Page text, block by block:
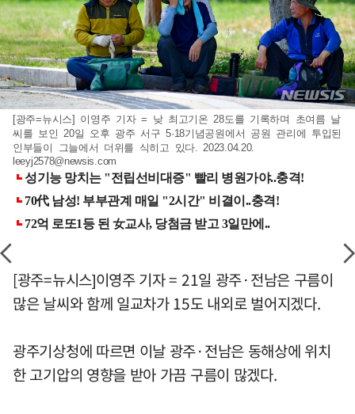
[광주=뉴시스] 이영주 기자 = 낮 최고기온 28도를 기록하며 초여름 날
씨를 보인 20일 오후 광주 서구 5·18기념공원에서 공원 관리에 투입된
인부들이 그늘에서 더위를 식히고 있다. 2023.04.20.
leeyj2578@newsis.com
[광주=뉴시스]이영주 기자 = 21일 광주·전남은 구름이
많은 날씨와 함께 일교차가 15도 내외로 벌어지겠다.
광주기상청에 따르면 이날 광주·전남은 동해상에 위치
한 고기압의 영향을 받아 가끔 구름이 많겠다.